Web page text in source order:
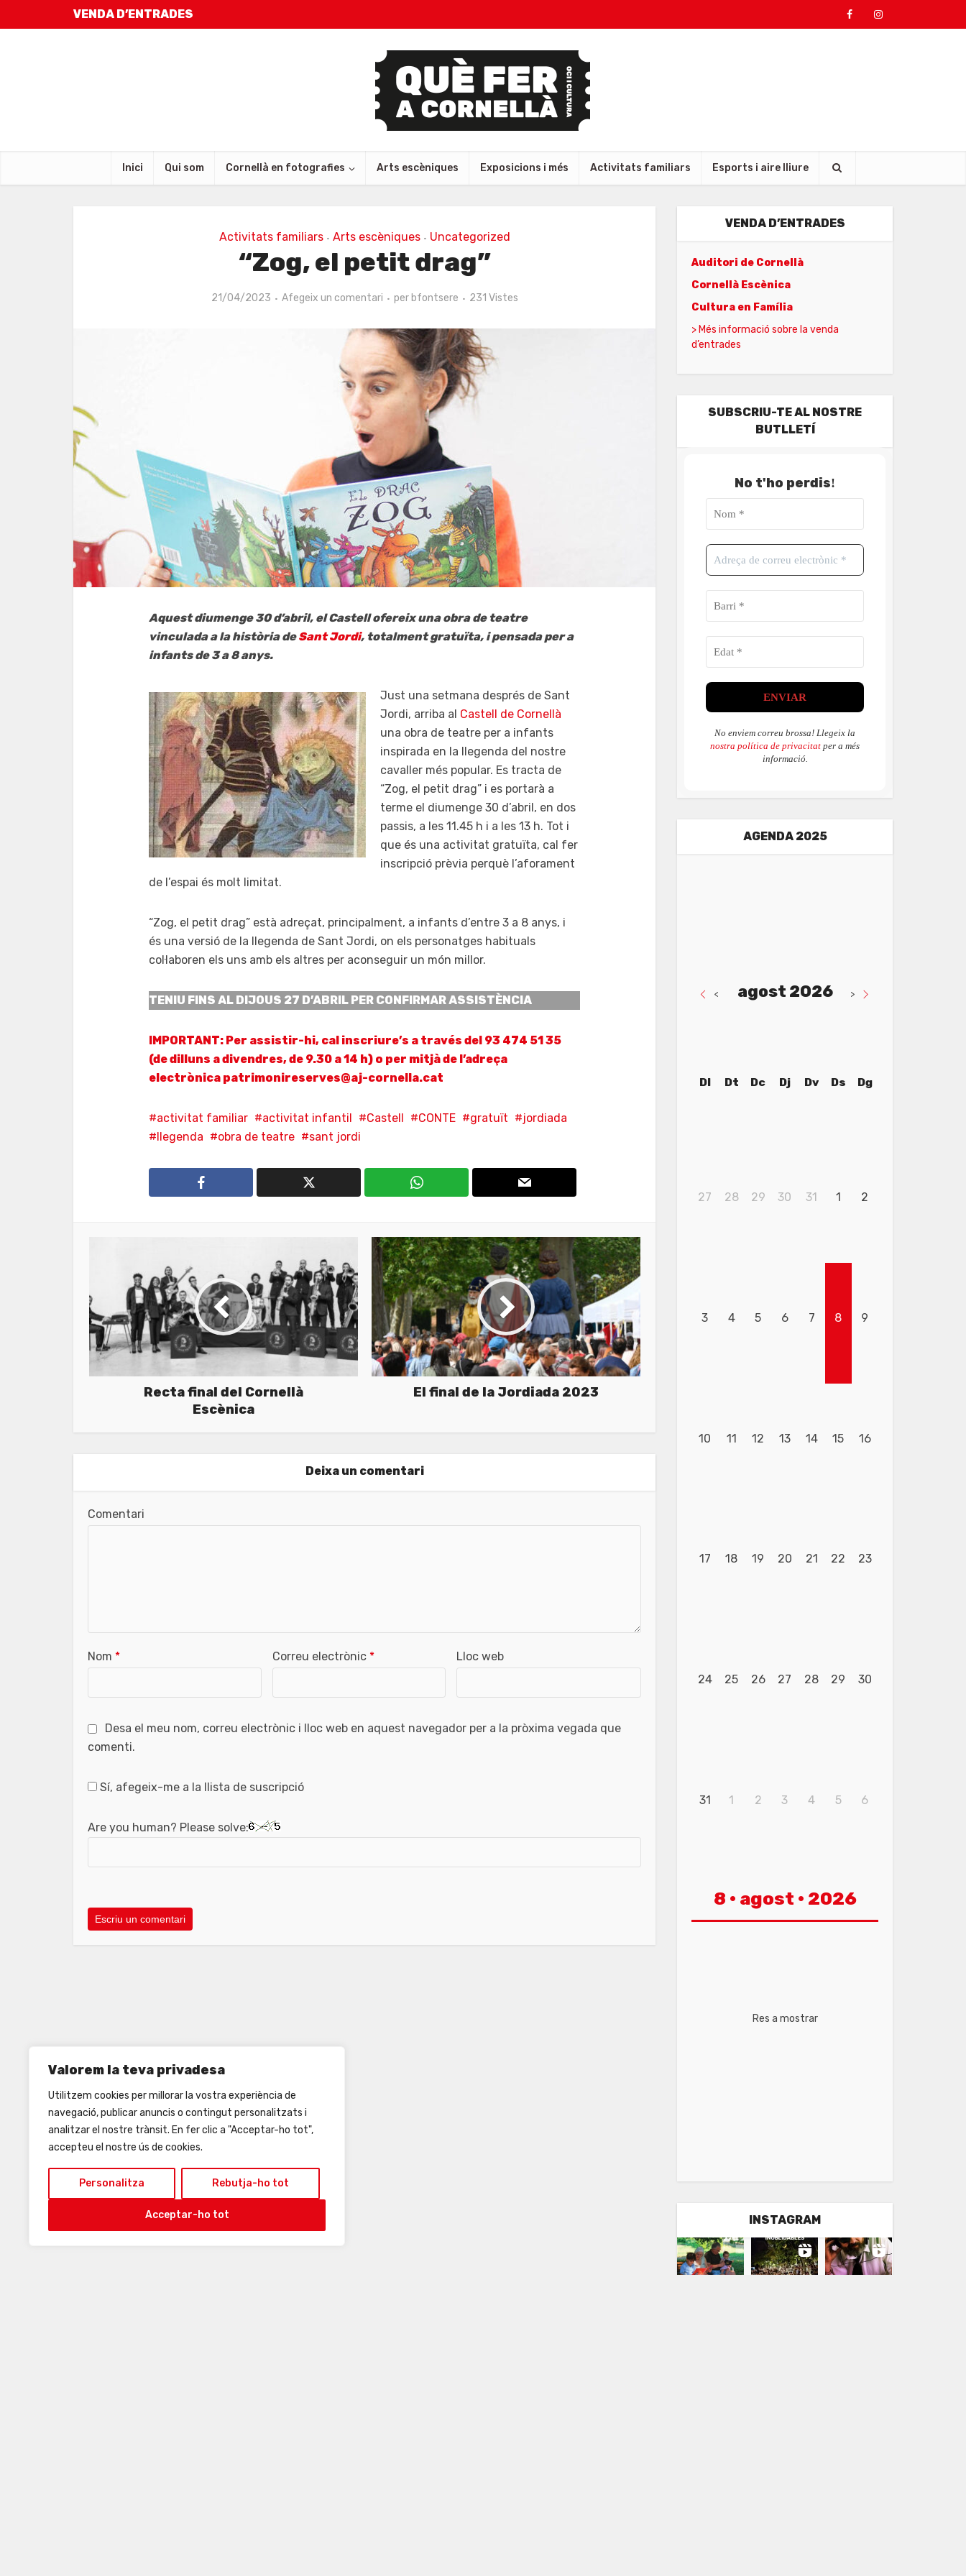
Valorem la teva privadesa
Utilitzem cookies per millorar la vostra experiència de
navegació, publicar anuncis o contingut personalitzats i
analitzar el nostre trànsit. En fer clic a "Acceptar-ho tot",
accepteu el nostre ús de cookies.
Personalitza Rebutja-ho tot
Acceptar-ho tot
VENDA D’ENTRADES
Inici Qui som Cornellà en fotografies Arts escèniques Exposicions i més Activitats familiars Esports i aire lliure
Activitats familiars • Arts escèniques • Uncategorized
“Zog, el petit drag”
21/04/2023 Afegeix un comentari per bfontsere 231 Vistes
Aquest diumenge 30 d’abril, el Castell ofereix una obra de teatre
vinculada a la història deSant Jordi, totalment gratuïta, i pensada per a
infants de 3 a 8 anys.
Just una setmana després de Sant
Jordi, arriba al Castell de Cornellà
una obra de teatre per a infants
inspirada en la llegenda del nostre
cavaller més popular. Es tracta de
“Zog, el petit drag” i es portarà a
terme el diumenge 30 d’abril, en dos
passis, a les 11.45 h i a les 13 h. Tot i
que és una activitat gratuïta, cal fer
inscripció prèvia perquè l’aforament
de l’espai és molt limitat.
“Zog, el petit drag” està adreçat, principalment, a infants d’entre 3 a 8 anys, i
és una versió de la llegenda de Sant Jordi, on els personatges habituals
col·laboren els uns amb els altres per aconseguir un món millor.
TENIU FINS AL DIJOUS 27 D’ABRIL PER CONFIRMAR ASSISTÈNCIA
IMPORTANT: Per assistir-hi, cal inscriure’s a través del 93 474 51 35
(de dilluns a divendres, de 9.30 a 14 h) o per mitjà de l’adreça
electrònica patrimonireserves@aj-cornella.cat
activitat familiar activitat infantil Castell CONTE gratuït
jordiada
llegenda
obra de teatre sant jordi
Recta final del Cornellà
Escènica
El final de la Jordiada 2023
Deixa un comentari
Comentari
Nom * Correu electrònic * Lloc web
Desa el meu nom, correu electrònic i lloc web en aquest navegador per a la pròxima vegada que
comenti.
Sí, afegeix-me a la llista de suscripció
Are you human? Please solve:
VENDA D’ENTRADES
Auditori de Cornellà
Cornellà Escènica
Cultura en Família
> Més informació sobre la venda
d’entrades
SUBSCRIU-TE AL NOSTRE
BUTLLETÍ
No t'ho perdis!
No enviem correu brossa! Llegeix la
nostra política de privacitat per a més
informació.
AGENDA 2025
< agost 2026 >
Dl Dt Dc Dj Dv Ds Dg
27 28 29 30 31 1 2
3 4 5 6 7 8 9
10 11 12 13 14 15 16
17 18 19 20 21 22 23
24 25 26 27 28 29 30
31 1 2 3 4 5 6
8 · agost · 2026
Res a mostrar
INSTAGRAM